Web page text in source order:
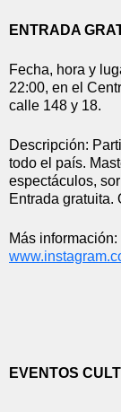
ENTRADA
Fecha, hora y
22:00, en el
calle 148 y 18.
Descripción:
todo el país.
espectáculos,
Entrada gratuita.
Más información:
EVENTOS